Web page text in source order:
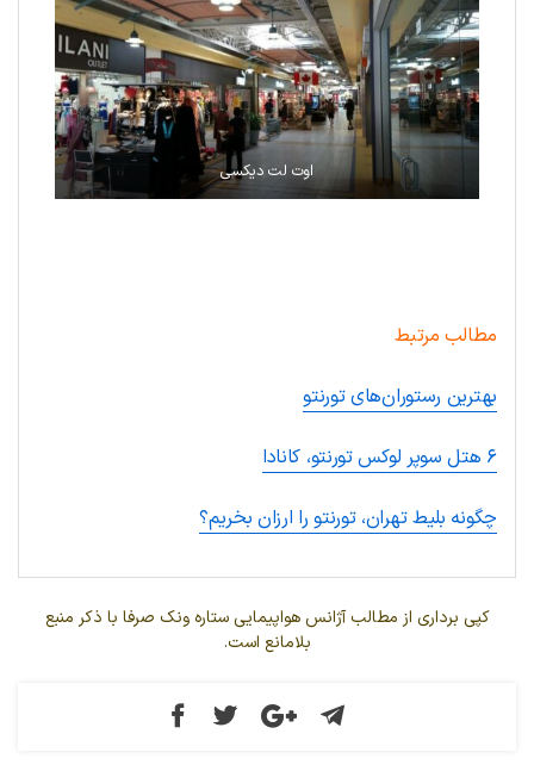
اوت لت دیکسی
مطالب مرتبط
بهترین رستوران‌های تورنتو
۶ هتل سوپر لوکس تورنتو، کانادا
چگونه بلیط تهران، تورنتو را ارزان بخریم؟
کپی برداری از مطالب آژانس هواپیمایی ستاره ونک صرفا با ذکر منبع
بلامانع است.